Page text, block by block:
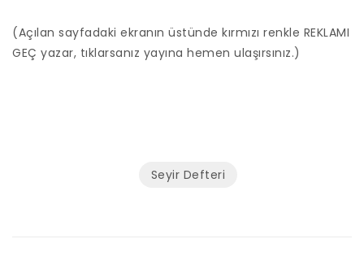
(Açılan sayfadaki ekranın üstünde kırmızı renkle REKLAMI
GEÇ yazar, tıklarsanız yayına hemen ulaşırsınız.)
Seyir Defteri